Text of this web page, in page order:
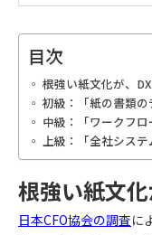
目次
根強い紙文化が、
初級：「紙の書類
中級：「ワークフ
上級：「全社シス
根強い紙文
日本CFO協会の調査に